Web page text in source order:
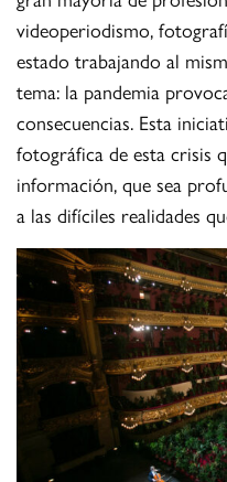
videoperiodismo,
estado trabajando al
tema: la pandemia
consecuencias. Esta
fotográfica de esta crisis
información, que sea
a las difíciles realidades